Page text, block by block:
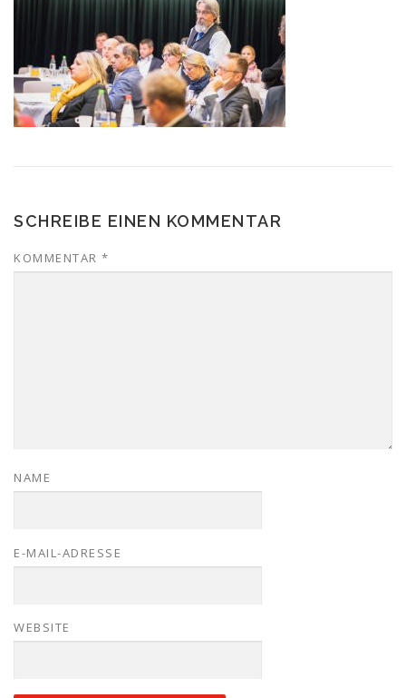
SCHREIBE EINEN KOMMENTAR
KOMMENTAR *
NAME
E-MAIL-ADRESSE
WEBSITE